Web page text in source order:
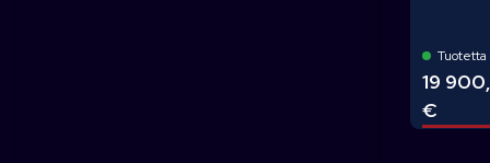
Tuotetta
19
€